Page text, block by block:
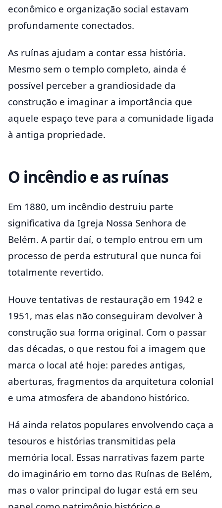
econômico e organização social estavam
profundamente conectados.
As ruínas ajudam a contar essa história.
Mesmo sem o templo completo, ainda é
possível perceber a grandiosidade da
construção e imaginar a importância que
aquele espaço teve para a comunidade ligada
à antiga propriedade.
O incêndio e as ruínas
Em 1880, um incêndio destruiu parte
significativa da Igreja Nossa Senhora de
Belém. A partir daí, o templo entrou em um
processo de perda estrutural que nunca foi
totalmente revertido.
Houve tentativas de restauração em 1942 e
1951, mas elas não conseguiram devolver à
construção sua forma original. Com o passar
das décadas, o que restou foi a imagem que
marca o local até hoje: paredes antigas,
aberturas, fragmentos da arquitetura colonial
e uma atmosfera de abandono histórico.
Há ainda relatos populares envolvendo caça a
tesouros e histórias transmitidas pela
memória local. Essas narrativas fazem parte
do imaginário em torno das Ruínas de Belém,
mas o valor principal do lugar está em seu